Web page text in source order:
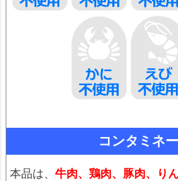
コンタミネ
本品は、 牛肉、鶏肉、豚肉、り